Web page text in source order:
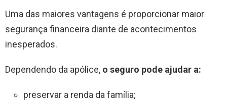
Uma das maiores vantagens é proporcionar maior
segurança financeira diante de acontecimentos
inesperados.
Dependendo da apólice, o seguro pode ajudar a:
preservar a renda da família;